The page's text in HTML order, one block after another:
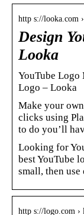
http s://looka.com
Design
Looka
YouTube Logo
Logo – Looka
Make your
clicks using
to do you’ll
Looking for
best YouTube
small, then
http s://logo.com ›